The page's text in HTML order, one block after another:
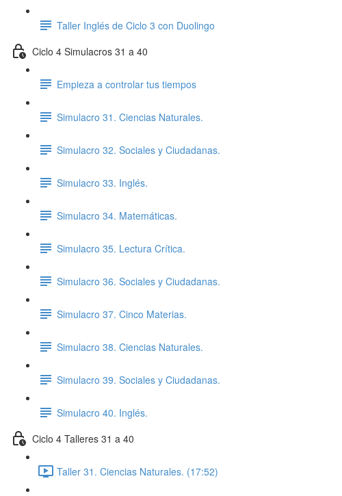
Taller Inglés de Ciclo 3 con Duolingo
Ciclo 4 Simulacros 31 a 40
Empieza a controlar tus tiempos
Simulacro 31. Ciencias Naturales.
Simulacro 32. Sociales y Ciudadanas.
Simulacro 33. Inglés.
Simulacro 34. Matemáticas.
Simulacro 35. Lectura Crítica.
Simulacro 36. Sociales y Ciudadanas.
Simulacro 37. Cinco Materias.
Simulacro 38. Ciencias Naturales.
Simulacro 39. Sociales y Ciudadanas.
Simulacro 40. Inglés.
Ciclo 4 Talleres 31 a 40
Taller 31. Ciencias Naturales. (17:52)